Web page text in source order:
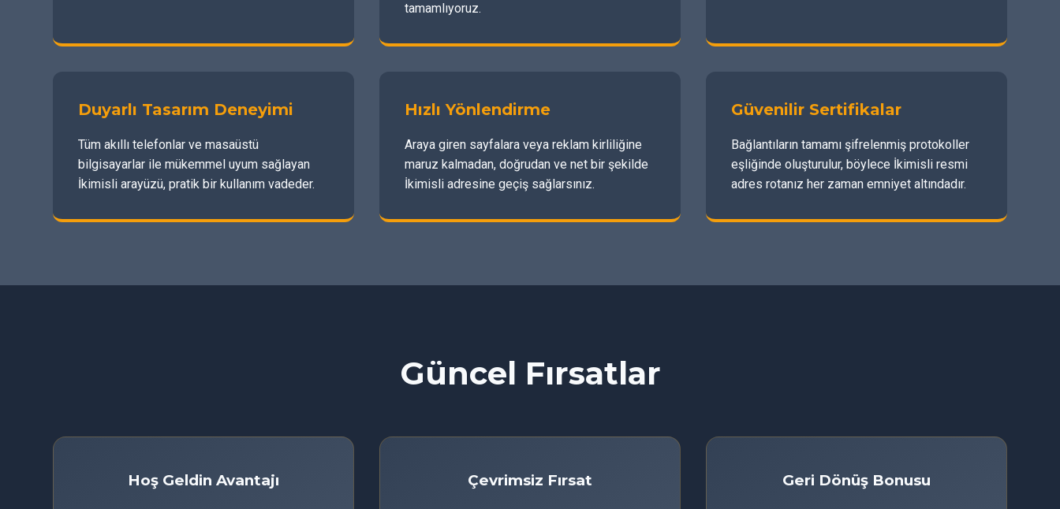
tamamlıyoruz.
Duyarlı Tasarım Deneyimi
Tüm akıllı telefonlar ve masaüstü
bilgisayarlar ile mükemmel uyum sağlayan
İkimisli arayüzü, pratik bir kullanım vadeder.
Hızlı Yönlendirme
Araya giren sayfalara veya reklam kirliliğine
maruz kalmadan, doğrudan ve net bir şekilde
İkimisli adresine geçiş sağlarsınız.
Güvenilir Sertifikalar
Bağlantıların tamamı şifrelenmiş protokoller
eşliğinde oluşturulur, böylece İkimisli resmi
adres rotanız her zaman emniyet altındadır.
Güncel Fırsatlar
Hoş Geldin Avantajı Çevrimsiz Fırsat Geri Dönüş Bonusu